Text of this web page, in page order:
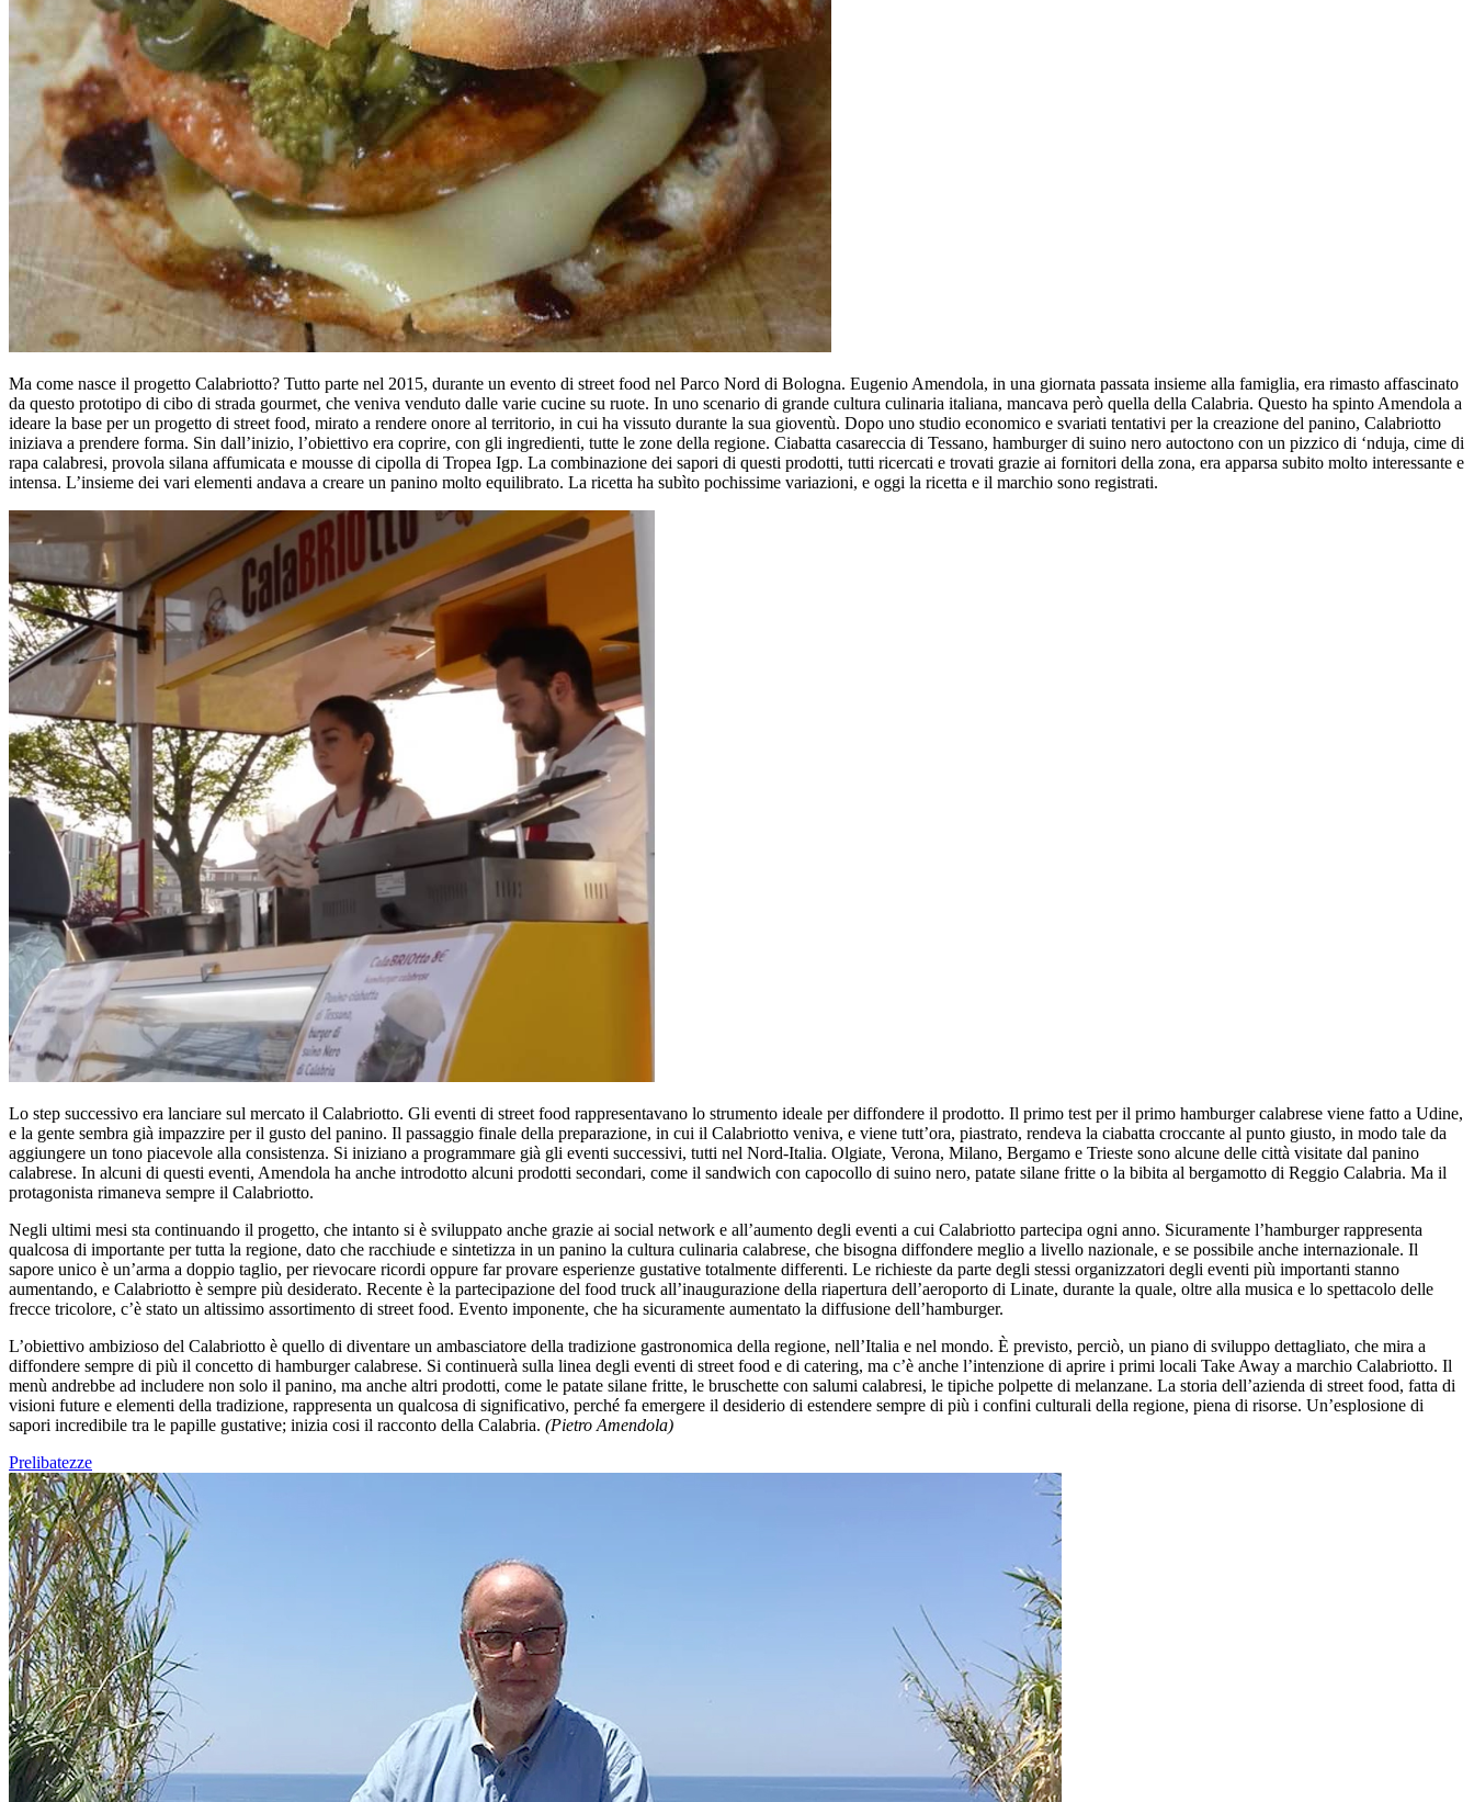
Ma come nasce il progetto Calabriotto? Tutto parte nel 2015, durante un evento di street food nel Parco Nord di Bologna. Eugenio Amendola, in una giornata passata insieme alla famiglia, era rimasto affascinato
da questo prototipo di cibo di strada gourmet, che veniva venduto dalle varie cucine su ruote. In uno scenario di grande cultura culinaria italiana, mancava però quella della Calabria. Questo ha spinto Amendola a
ideare la base per un progetto di street food, mirato a rendere onore al territorio, in cui ha vissuto durante la sua gioventù. Dopo uno studio economico e svariati tentativi per la creazione del panino, Calabriotto
iniziava a prendere forma. Sin dall’inizio, l’obiettivo era coprire, con gli ingredienti, tutte le zone della regione. Ciabatta casareccia di Tessano, hamburger di suino nero autoctono con un pizzico di ‘nduja, cime di
rapa calabresi, provola silana affumicata e mousse di cipolla di Tropea Igp. La combinazione dei sapori di questi prodotti, tutti ricercati e trovati grazie ai fornitori della zona, era apparsa subito molto interessante e
intensa. L’insieme dei vari elementi andava a creare un panino molto equilibrato. La ricetta ha subìto pochissime variazioni, e oggi la ricetta e il marchio sono registrati.
Lo step successivo era lanciare sul mercato il Calabriotto. Gli eventi di street food rappresentavano lo strumento ideale per diffondere il prodotto. Il primo test per il primo hamburger calabrese viene fatto a Udine,
e la gente sembra già impazzire per il gusto del panino. Il passaggio finale della preparazione, in cui il Calabriotto veniva, e viene tutt’ora, piastrato, rendeva la ciabatta croccante al punto giusto, in modo tale da
aggiungere un tono piacevole alla consistenza. Si iniziano a programmare già gli eventi successivi, tutti nel Nord-Italia. Olgiate, Verona, Milano, Bergamo e Trieste sono alcune delle città visitate dal panino
calabrese. In alcuni di questi eventi, Amendola ha anche introdotto alcuni prodotti secondari, come il sandwich con capocollo di suino nero, patate silane fritte o la bibita al bergamotto di Reggio Calabria. Ma il
protagonista rimaneva sempre il Calabriotto.
Negli ultimi mesi sta continuando il progetto, che intanto si è sviluppato anche grazie ai social network e all’aumento degli eventi a cui Calabriotto partecipa ogni anno. Sicuramente l’hamburger rappresenta
qualcosa di importante per tutta la regione, dato che racchiude e sintetizza in un panino la cultura culinaria calabrese, che bisogna diffondere meglio a livello nazionale, e se possibile anche internazionale. Il
sapore unico è un’arma a doppio taglio, per rievocare ricordi oppure far provare esperienze gustative totalmente differenti. Le richieste da parte degli stessi organizzatori degli eventi più importanti stanno
aumentando, e Calabriotto è sempre più desiderato. Recente è la partecipazione del food truck all’inaugurazione della riapertura dell’aeroporto di Linate, durante la quale, oltre alla musica e lo spettacolo delle
frecce tricolore, c’è stato un altissimo assortimento di street food. Evento imponente, che ha sicuramente aumentato la diffusione dell’hamburger.
L’obiettivo ambizioso del Calabriotto è quello di diventare un ambasciatore della tradizione gastronomica della regione, nell’Italia e nel mondo. È previsto, perciò, un piano di sviluppo dettagliato, che mira a
diffondere sempre di più il concetto di hamburger calabrese. Si continuerà sulla linea degli eventi di street food e di catering, ma c’è anche l’intenzione di aprire i primi locali Take Away a marchio Calabriotto. Il
menù andrebbe ad includere non solo il panino, ma anche altri prodotti, come le patate silane fritte, le bruschette con salumi calabresi, le tipiche polpette di melanzane. La storia dell’azienda di street food, fatta di
visioni future e elementi della tradizione, rappresenta un qualcosa di significativo, perché fa emergere il desiderio di estendere sempre di più i confini culturali della regione, piena di risorse. Un’esplosione di
sapori incredibile tra le papille gustative; inizia cosi il racconto della Calabria. (Pietro Amendola)
Prelibatezze